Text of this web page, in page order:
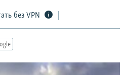
без VPN